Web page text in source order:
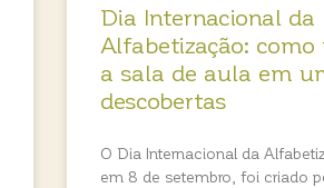
Dia Internacional da
Alfabetização:
a sala de aula em
descobertas
O Dia Internacional da
em 8 de setembro, foi criado